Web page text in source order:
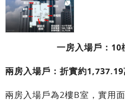
一房入場戶：10
兩房入場戶：折實約
兩房入場戶為2樓B室，實用